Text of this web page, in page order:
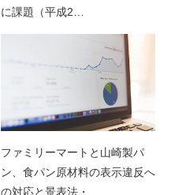
に課題（平成2…
ファミリーマートと山崎製パ
ン、食パン原材料の表示違反へ
の対応と景表法・…